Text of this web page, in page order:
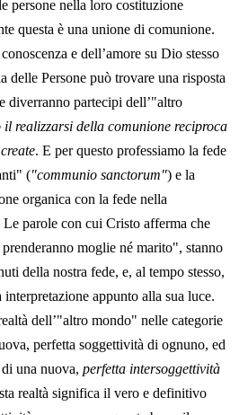
persone nella loro costituzione
questa è una unione di comunione.
e dell’amore su Dio stesso
delle Persone può trovare una risposta
diverranno partecipi dell’"altro
il realizzarsi della comunione reciproca
. E per questo professiamo la fede
("communio sanctorum") e la
organica con la fede nella
parole con cui Cristo afferma che
moglie né marito", stanno
della nostra fede, e, al tempo stesso,
appunto alla sua luce.
dell’"altro mondo" nelle categorie
perfetta soggettività di ognuno, ed
di una nuova, perfetta intersoggettività
realtà significa il vero e definitivo